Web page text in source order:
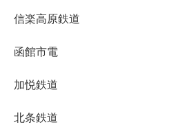
信楽高原鉄道
函館市電
加悦鉄道
北条鉄道